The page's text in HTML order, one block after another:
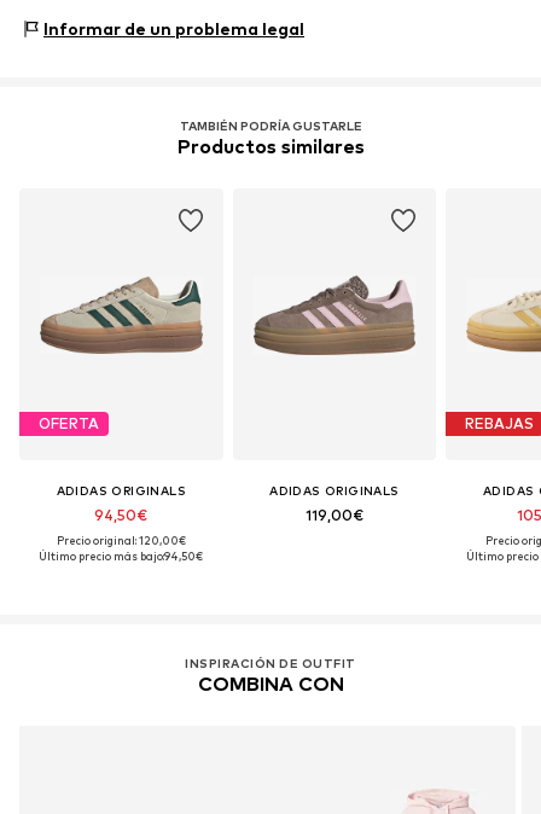
Informar de un problema legal
TAMBIÉN PODRÍA GUSTARLE
Productos similares
OFERTA
ADIDAS ORIGINALS
94,50€
Precio original: 120,00€
Último precio más bajo:94,50€
ADIDAS ORIGINALS
119,00€
REBAJAS
ADIDAS
Precio
Último precio
INSPIRACIÓN DE OUTFIT
COMBINA CON